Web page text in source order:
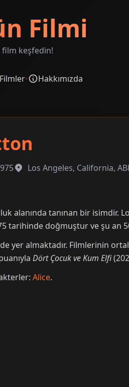
Filmi
keşfedin!
• Hakkımızda
Los Angeles, California,
alanında tanınan bir isimdir.
tarihinde doğmuştur ve şu an
yer almaktadır. Filmlerinin
Dört Çocuk ve Kum Elfi
Alice.